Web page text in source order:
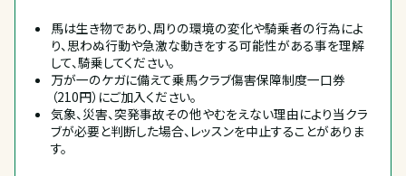
馬は生き物であり、周りの環境の変化や騎乗者の行為によ
り、思わぬ行動や急激な動きをする可能性がある事を理解
して、騎乗してください。
万が一のケガに備えて乗馬クラブ傷害保障制度一口券
（210円）にご加入ください。
気象、災害、突発事故その他やむをえない理由により当クラ
ブが必要と判断した場合、レッスンを中止することがありま
す。